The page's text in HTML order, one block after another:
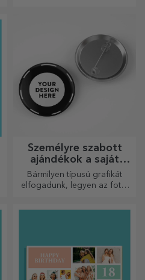
Személyre szabott
ajándékok a saját
grafikáiddal
Bármilyen típusú grafikát
elfogadunk, legyen az fotó,